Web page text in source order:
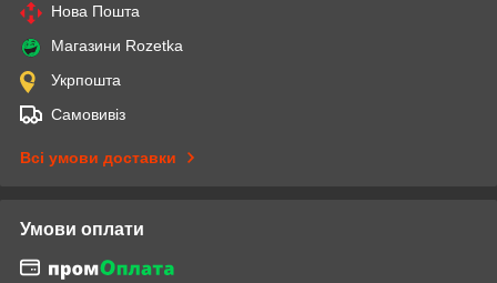
Нова Пошта
Магазини Rozetka
Укрпошта
Самовивіз
Всі умови доставки
Умови оплати